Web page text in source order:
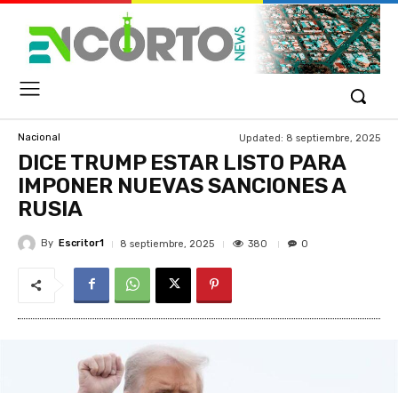
Nacional Updated: 8 septiembre, 2025
DICE TRUMP ESTAR LISTO PARA
IMPONER NUEVAS SANCIONES A
RUSIA
By Escritor1 8 septiembre, 2025 380 0